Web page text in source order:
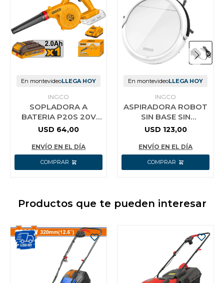
En montevideoLLEGA HOY
INGCO
SOPLADORA A
BATERIA P20S 20V
2.7M³/MIN C/BAT
INGCO CABLI20781
USD 64,00
ENVÍO EN EL DÍA
En montevideoLLEGA HOY
INGCO
ASPIRADORA ROBOT
SIN BASE SIN
RECORRIDO
USD 123,00
ENVÍO EN EL DÍA
Productos que te pueden interesar